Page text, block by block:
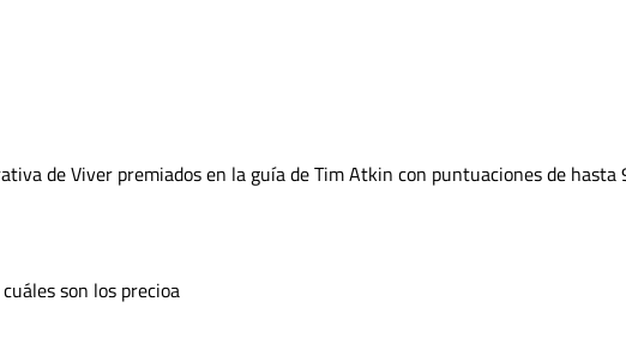
de Viver premiados en la guía de Tim Atkin con puntuaciones de hasta
son los precioa